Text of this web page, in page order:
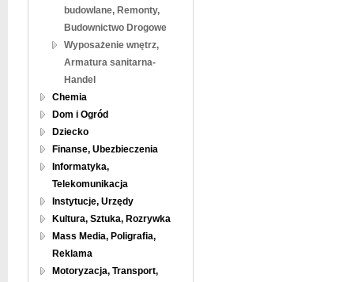
budowlane, Remonty,
Budownictwo Drogowe
Wyposażenie wnętrz,
Armatura sanitarna-
Handel
Chemia
Dom i Ogród
Dziecko
Finanse, Ubezbieczenia
Informatyka,
Telekomunikacja
Instytucje, Urzędy
Kultura, Sztuka, Rozrywka
Mass Media, Poligrafia,
Reklama
Motoryzacja, Transport,